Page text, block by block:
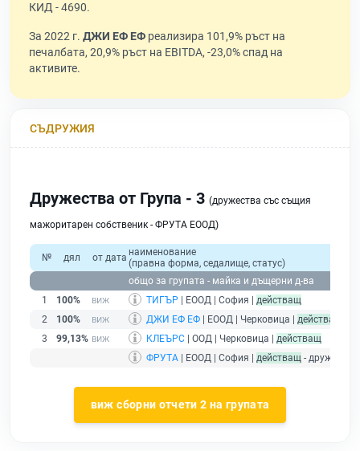
КИД - 4690.
За 2022 г. ДЖИ ЕФ ЕФ реализира 101,9% ръст на
печалбата, 20,9% ръст на EBITDA, -23,0% спад на
активите.
СЪДРУЖИЯ
Дружества от Група - 3 (дружества със същия
мажоритарен собственик - ФРУТА ЕООД)
№ дял от дата наименование
(правна форма, седалище, статус)
общо за групата - майка и дъщерни д-ва
1
100% ТИГЪР | ЕООД | София | действащ
2
100% ДЖИ ЕФ ЕФ | ЕООД | Черковица | действащ
3
99,13% КЛЕЪРС | ООД | Черковица | действащ
ФРУТА | ЕООД | София | действащ -
виж сборни отчети 2 на групата